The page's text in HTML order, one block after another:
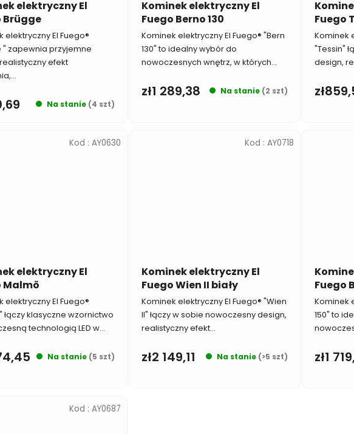
k
ó
w
elektryczny El
Brügge
Na stanie (4 szt)
elektryczny El Fuego®
" zapewnia przyjemne
efekt
Kominek elektryczny El
Fuego Berno 130
Na stanie (2 szt)
zł1 289,38
Kominek elektryczny El Fuego® "Bern
130" to idealny wybór do
nowoczesnych wnętrz, w których...
Fuego
Kominek
"Tessin"
design,
elektryczny El
Malmö
Na stanie (5 szt)
elektryczny El Fuego®
łączy klasyczne wzornictwo
technologią LED w...
Kod : AY0630
Kominek elektryczny El
Fuego Wien II biały
Na stanie (>5 szt)
zł2 149,11
Kominek elektryczny El Fuego® "Wien
II" łączy w sobie nowoczesny design,
realistyczny efekt...
Kod : AY0718
Fuego
zł1
Kominek
150" to
Kod : AY0687